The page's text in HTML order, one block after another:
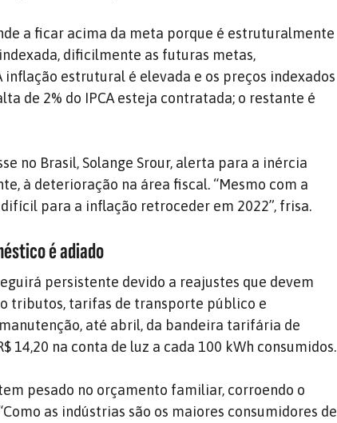
a ficar acima da meta porque é estruturalmente
dificilmente as futuras metas,
inflação estrutural é elevada e os preços indexados
de 2% do IPCA esteja contratada; o restante é
no Brasil, Solange Srour, alerta para a inércia
à deterioração na área fiscal. “Mesmo com a
para a inflação retroceder em 2022”, frisa.
é adiado
persistente devido a reajustes que devem
tributos, tarifas de transporte público e
até abril, da bandeira tarifária de
14,20 na conta de luz a cada 100 kWh consumidos.
pesado no orçamento familiar, corroendo o
as indústrias são os maiores consumidores de